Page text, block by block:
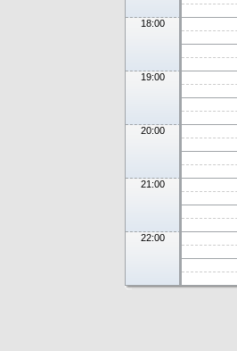
18:00
19:00
20:00
21:00
22:00